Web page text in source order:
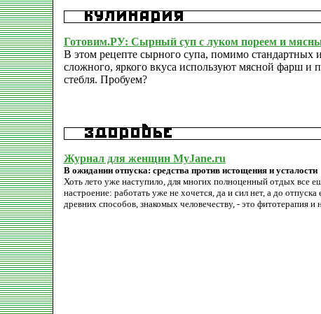
Готовим.РУ: Сырный суп с луком пореем и
В этом рецепте сырного супа, помимо стандартных
сложного, яркого вкуса используют мясной фарш и
стебля. Пробуем?
Журнал для женщин MyJane.ru
В ожидании отпуска: средства против истощения и усталости
Хоть лето уже наступило, для многих полноценный отдых все
настроение: работать уже не хочется, да и сил нет, а до
древних способов, знакомых человечеству, - это фитотерапия и